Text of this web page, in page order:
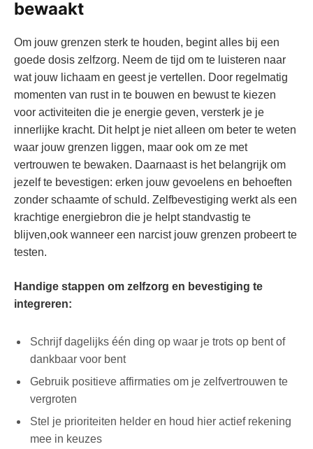
bewaakt
Om jouw ⁣grenzen sterk ​te⁤ houden, begint‌ alles bij een
goede dosis zelfzorg. Neem de tijd om‍ te luisteren naar
wat ⁤jouw⁢ lichaam en geest ⁣je vertellen. Door regelmatig
momenten van rust ⁢in te⁤ bouwen en bewust te⁢ kiezen
voor activiteiten‍ die je ⁤energie geven, ​versterk​ je je
innerlijke kracht. Dit helpt je niet alleen om beter te ⁤weten⁤
waar ‌jouw grenzen ​liggen, maar ook‌ om ze ⁣met
vertrouwen te bewaken. Daarnaast is‌ het⁤ belangrijk‌ om
⁤jezelf te bevestigen: erken jouw ⁤gevoelens en behoeften ​
zonder schaamte of schuld. ​Zelfbevestiging werkt als een
krachtige ⁣energiebron die je ⁢helpt standvastig ‌te
blijven,ook wanneer een‍ narcist ⁣jouw grenzen probeert te⁤
testen.
Handige stappen om‍ zelfzorg en ⁢bevestiging te
integreren:
Schrijf‌ dagelijks één ding op waar je trots op⁤ bent ‍of
dankbaar ‌voor ⁤bent
Gebruik positieve affirmaties om je⁤ zelfvertrouwen te
vergroten
Stel⁤ je prioriteiten helder en houd⁣ hier‌ actief‌ rekening
mee ⁢in keuzes